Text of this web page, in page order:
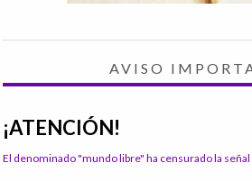
AVISO
¡ATENCIÓN!
El denominado "mundo libre" ha censurado la señal